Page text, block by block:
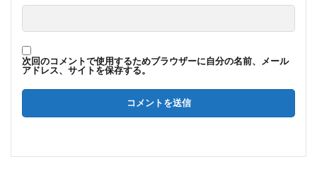
次回のコメントで使用するためブラウザーに自分の名前、メール
アドレス、サイトを保存する。